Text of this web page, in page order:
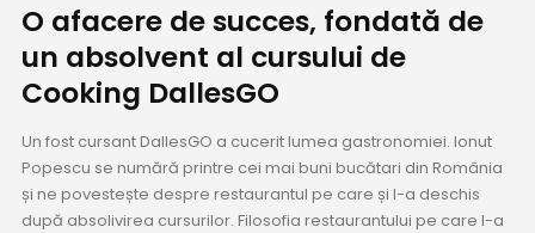
O afacere de succes, fondată de
un absolvent al cursului de
Cooking DallesGO
Un fost cursant DallesGO a cucerit lumea gastronomiei. Ionut
Popescu se numără printre cei mai buni bucătari din România
și ne povestește despre restaurantul pe care și l-a deschis
după absolivirea cursurilor. Filosofia restaurantului pe care l-a